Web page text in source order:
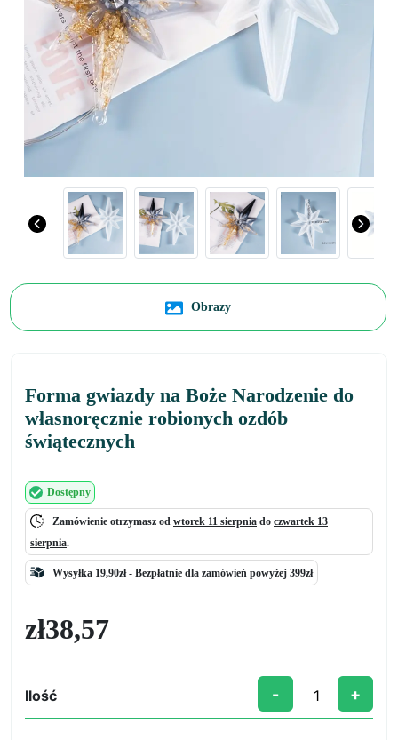
Obrazy
Forma gwiazdy na Boże Narodzenie do
własnoręcznie robionych ozdób
świątecznych
Dostępny
Zamówienie otrzymasz od wtorek 11 sierpnia do czwartek 13
sierpnia.
Wysyłka 19,90zł - Bezpłatnie dla zamówień powyżej 399zł
zł38,57
Ilość
ilość
- +